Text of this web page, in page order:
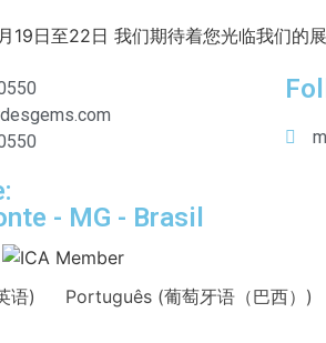
19日至22日 我们期待着您光临我们的
- MG - Brasil
语) Português(葡萄牙语（巴西） )